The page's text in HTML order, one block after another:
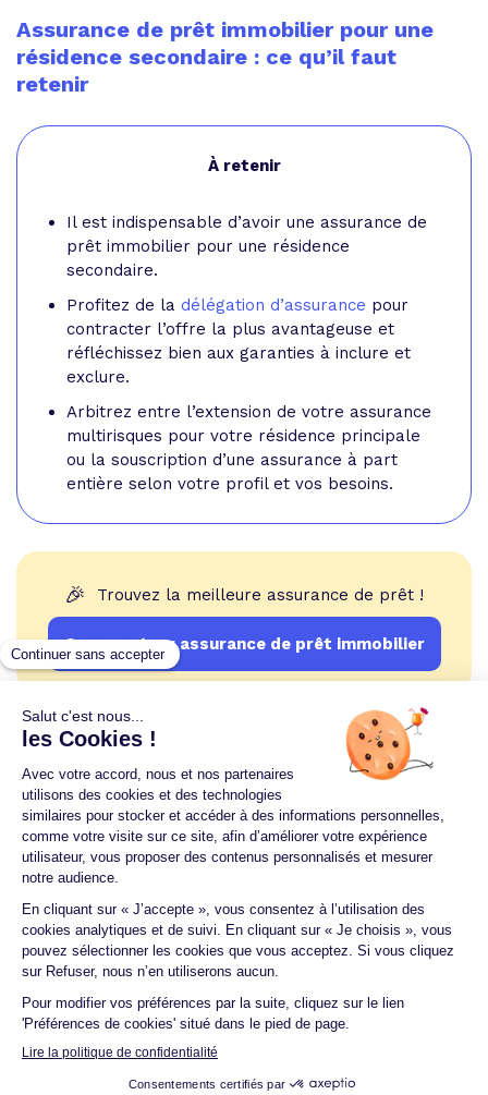
Assurance de prêt immobilier pour une
résidence secondaire : ce qu’il faut
retenir
À retenir
Il est indispensable d’avoir une assurance de
prêt immobilier pour une résidence
secondaire.
Profitez de la délégation d’assurance pour
contracter l’offre la plus avantageuse et
réfléchissez bien aux garanties à inclure et
exclure.
Arbitrez entre l’extension de votre assurance
multirisques pour votre résidence principale
ou la souscription d’une assurance à part
entière selon votre profil et vos besoins.
🎉 Trouvez la meilleure assurance de prêt !
Comparateur assurance de prêt immobilier
Un crédit vous engage et doit être remboursé.
Vérifiez vos capacités de remboursement avant de
vous engager.
Aucun versement, de quelque nature que ce soit, ne
peut être exigé d'un particulier avant l'obtention
d'un ou plusieurs prêts d'argent.
© 2026 Guide du crédit •Plan du site• Mentions
Accessibilité Contact